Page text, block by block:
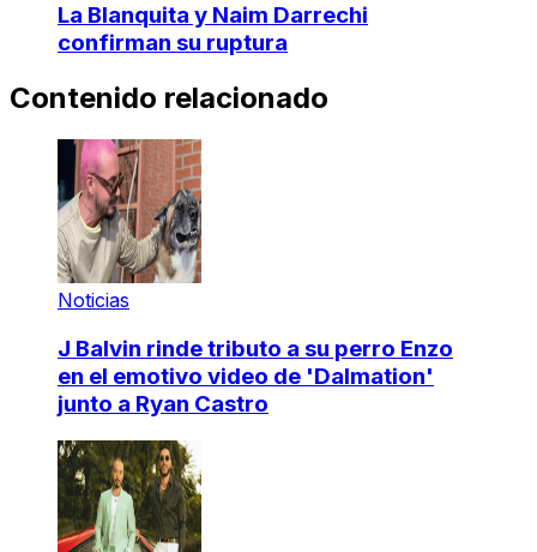
La Blanquita y Naim Darrechi
confirman su ruptura
Contenido relacionado
Noticias
J Balvin rinde tributo a su perro Enzo
en el emotivo video de 'Dalmation'
junto a Ryan Castro